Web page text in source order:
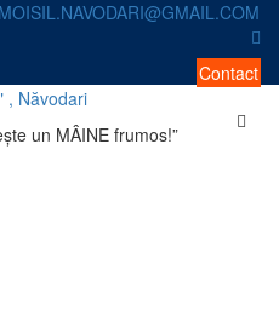
Contact
, Năvodari
un MÂINE frumos!”